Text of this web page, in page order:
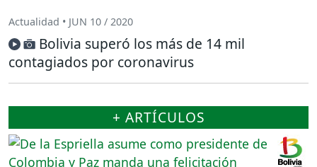
Actualidad • JUN 10 / 2020
Bolivia superó los más de 14 mil
contagiados por coronavirus
+ ARTÍCULOS